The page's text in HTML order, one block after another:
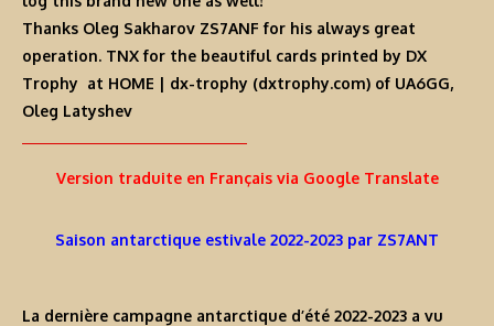
Thanks Oleg Sakharov ZS7ANF for his always great
operation. TNX for the beautiful cards printed by DX
Trophy at HOME | dx-trophy (dxtrophy.com) of UA6GG,
Oleg Latyshev
Version traduite en Français via Google Translate
Saison antarctique estivale 2022-2023 par ZS7ANT
La dernière campagne antarctique d’été 2022-2023 a vu